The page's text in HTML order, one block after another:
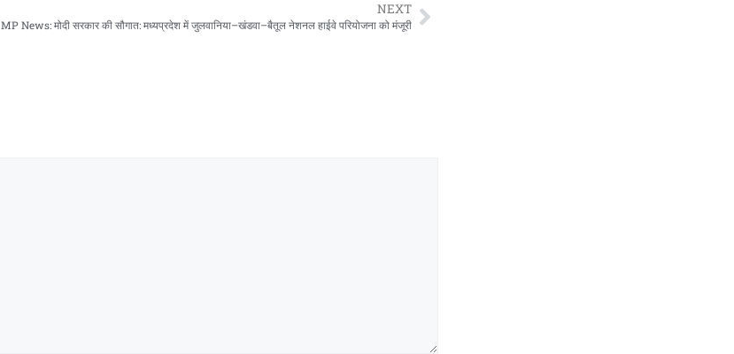
NEXT
MP News: मोदी सरकार की सौगात: मध्यप्रदेश में जुलवानिया–खंडवा–बैतूल नेशनल हाईवे परियोजना को मंजूरी